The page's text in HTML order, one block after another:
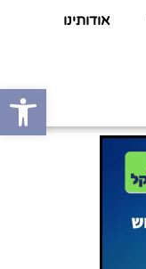
אודותינו
פתח